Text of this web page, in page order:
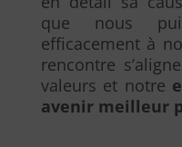
que nous
efficacement à
rencontre
valeurs et notre
avenir meilleur